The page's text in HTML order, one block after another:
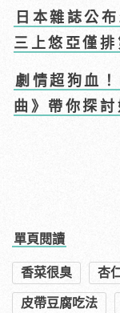
日本雜誌公
三上悠亞僅排
劇情超狗血
曲》帶你探
單頁閱讀
香菜很臭 杏
皮帶豆腐吃法